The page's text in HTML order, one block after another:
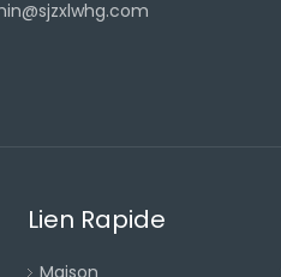
Lien Rapide
Maison